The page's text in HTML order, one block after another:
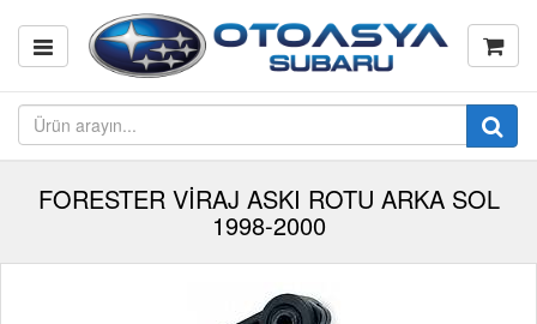
FORESTER VİRAJ ASKI ROTU ARKA SOL
1998-2000